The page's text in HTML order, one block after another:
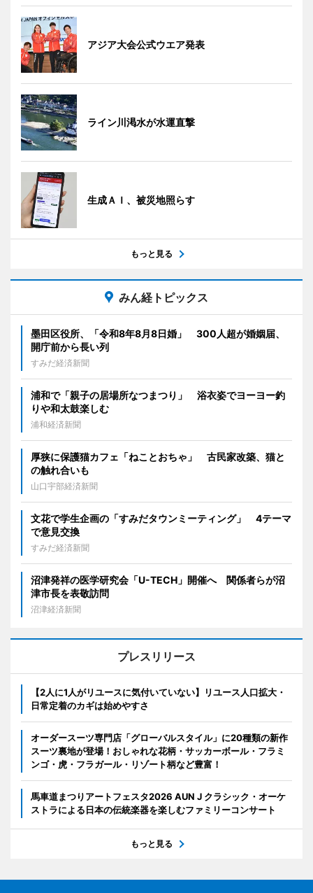
アジア大会公式ウエア発表
ライン川渇水が水運直撃
生成ＡＩ、被災地照らす
もっと見る
みん経トピックス
墨田区役所、「令和8年8月8日婚」 300人超が婚姻届、
開庁前から長い列
すみだ経済新聞
浦和で「親子の居場所なつまつり」 浴衣姿でヨーヨー釣
りや和太鼓楽しむ
浦和経済新聞
厚狭に保護猫カフェ「ねことおちゃ」 古民家改築、猫と
の触れ合いも
山口宇部経済新聞
文花で学生企画の「すみだタウンミーティング」 4テーマ
で意見交換
すみだ経済新聞
沼津発祥の医学研究会「U-TECH」開催へ 関係者らが沼
津市長を表敬訪問
沼津経済新聞
プレスリリース
【2人に1人がリユースに気付いていない】リユース人口拡大・
日常定着のカギは始めやすさ
オーダースーツ専門店「グローバルスタイル」に20種類の新作
スーツ裏地が登場！おしゃれな花柄・サッカーボール・フラミ
ンゴ・虎・フラガール・リゾート柄など豊富！
馬車道まつりアートフェスタ2026 AUN J クラシック・オーケ
ストラによる日本の伝統楽器を楽しむファミリーコンサート
もっと見る